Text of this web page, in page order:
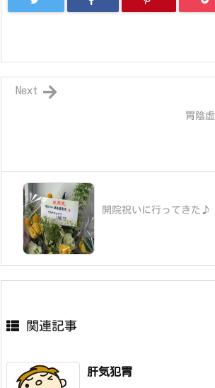
胃陰虚
Next
開院祝いに行ってきた♪
関連記事
肝気犯胃